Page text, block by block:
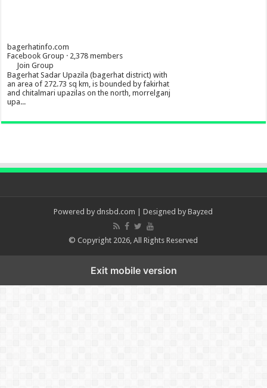
bagerhatinfo.com
Facebook Group · 2,378 members
Join Group
Bagerhat Sadar Upazila (bagerhat district) with
an area of 272.73 sq km, is bounded by fakirhat
and chitalmari upazilas on the north, morrelganj
upa...
Powered by dnsbd.com | Designed byBayzed
© Copyright 2026, All Rights Reserved
Exit mobile version